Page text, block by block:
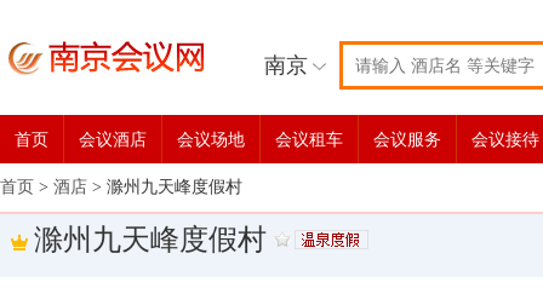
南京
首页 会议酒店 会议场地 会议租车 会议服务 会议接待
首页 > 酒店 > 滁州九天峰度假村
滁州九天峰度假村